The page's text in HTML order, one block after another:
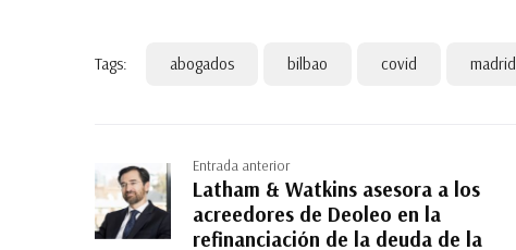
Tags: abogados bilbao covid madrid
Entrada anterior
Latham & Watkins asesora a los
acreedores de Deoleo en la
refinanciación de la deuda de la